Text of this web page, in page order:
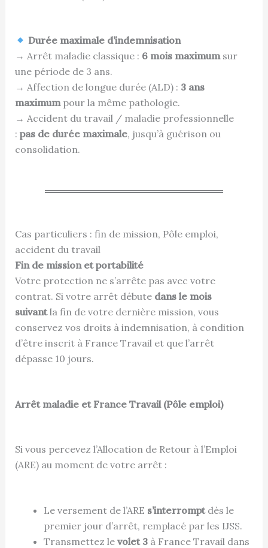
Durée maximale d’indemnisation
→ Arrêt maladie classique : 6 mois maximumsur
une période de 3 ans.
→ Affection de longue durée (ALD) : 3 ans
maximumpour la même pathologie.
→ Accident du travail / maladie professionnelle
: pas de durée maximale, jusqu’à guérison ou
consolidation.
Cas particuliers : fin de mission, Pôle emploi,
accident du travail
Fin de mission et portabilité
Votre protection ne s’arrête pas avec votre
contrat. Si votre arrêt débute dans le mois
suivantla fin de votre dernière mission, vous
conservez vos droits à indemnisation, à condition
d’être inscrit à France Travail et que l’arrêt
dépasse 10 jours.
Arrêt maladie et France Travail (Pôle emploi)
Si vous percevez l’Allocation de Retour à l’Emploi
(ARE) au moment de votre arrêt :
Le versement de l’ARE s’interromptdès le
premier jour d’arrêt, remplacé par les IJSS.
Transmettez le volet 3à France Travail dans